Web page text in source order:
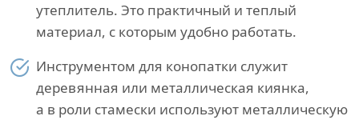
утеплитель. Это практичный и теплый
материал, с которым удобно работать.
Инструментом для конопатки служит
деревянная или металлическая киянка,
а в роли стамески используют металлическую